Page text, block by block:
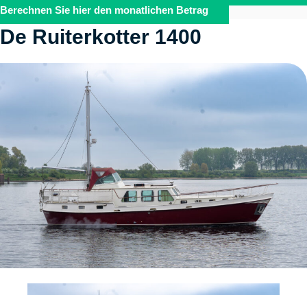
Berechnen Sie hier den monatlichen Betrag
De Ruiterkotter 1400